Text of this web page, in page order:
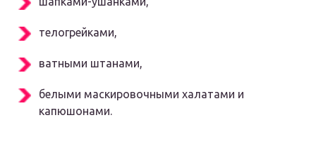
телогрейками,
ватными штанами,
белыми маскировочными халатами и
капюшонами.